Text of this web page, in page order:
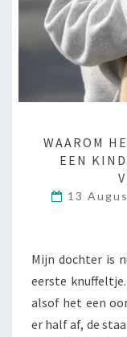
W
R
E
T
E
E
WAAROM
EEN KIND
13
Mijn dochter is
eerste
alsof het een
er half af, de